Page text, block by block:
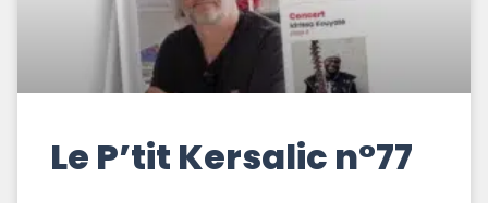
Le P’tit Kersalic n°77